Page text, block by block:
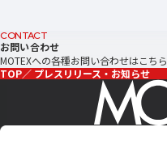
CONTACT
お問い合わせ
MOTEXへの各種お問い合わせはこちら
TOP
プレスリリース・お知らせ